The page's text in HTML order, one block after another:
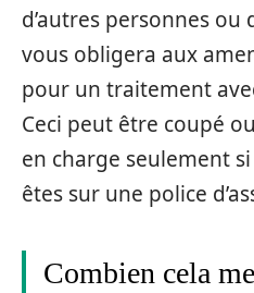
d’autres personnes ou
vous obligera aux
pour un traitement
Ceci peut être coupé
en charge seulement
êtes sur une police
Combien cela